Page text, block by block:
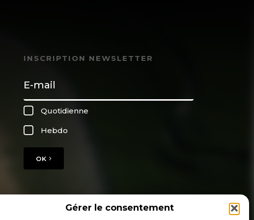
Gérer le consentement
INSCRIPTION NEWSLETTER
Quotidienne
Hebdo
OK